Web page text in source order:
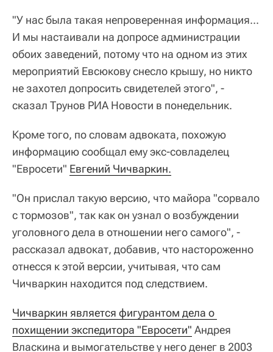
"У нас была такая непроверенная информация...
И мы настаивали на допросе администрации
обоих заведений, потому что на одном из этих
мероприятий Евсюкову снесло крышу, но никто
не захотел допросить свидетелей этого", -
сказал Трунов РИА Новости в понедельник.
Кроме того, по словам адвоката, похожую
информацию сообщал ему экс-совладелец
"Евросети" Евгений Чичваркин.
"Он прислал такую версию, что майора "сорвало
с тормозов", так как он узнал о возбуждении
уголовного дела в отношении него самого", -
рассказал адвокат, добавив, что настороженно
отнесся к этой версии, учитывая, что сам
Чичваркин находится под следствием.
Чичваркин является фигурантом дела о
похищении экспедитора "Евросети" Андрея
Власкина и вымогательстве у него денег в 2003